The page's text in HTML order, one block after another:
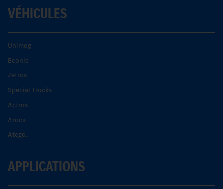
VÉHICULES
Unimog
Econic
Zetros
Special Trucks
Actros
Arocs.
Atego.
APPLICATIONS